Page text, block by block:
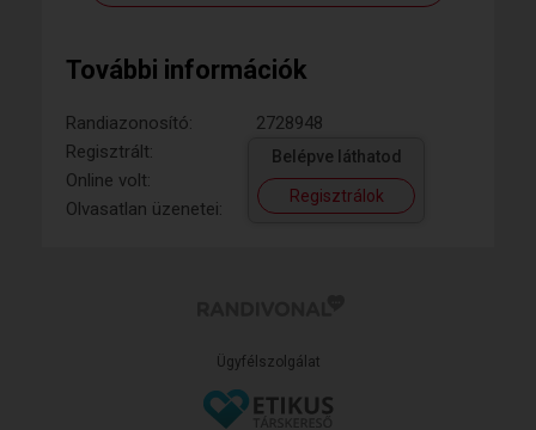
További információk
Randiazonosító:
2728948
Regisztrált:
Online volt:
Olvasatlan üzenetei:
Belépve láthatod
Regisztrálok
Ügyfélszolgálat